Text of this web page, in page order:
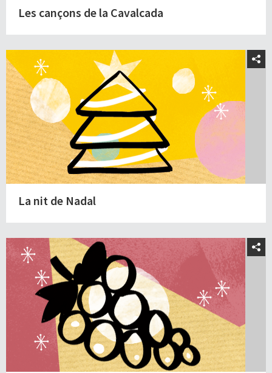
Les cançons de la Cavalcada
La nit de Nadal